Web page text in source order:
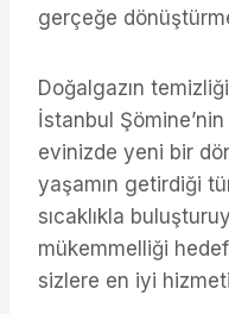
gerçeğe
Doğalgazın
İstanbul
evinizde yeni bir
yaşamın getirdiği
sıcaklıkla
mükemmelliği
sizlere en iyi